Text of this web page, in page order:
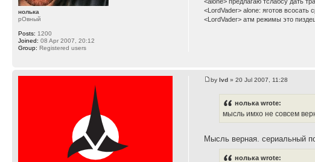
<LordVader> alone: яготов всосать
<LordVader> атм режимы это
нолька
рОвный
Posts: 1200
Joined: 08 Apr 2007, 20:12
Group: Registered users
bylvd » 20 Jul 2007, 11:28
нолька wrote:
мысль имхо не совсем
Мысль верная. сериальный
нолька wrote: